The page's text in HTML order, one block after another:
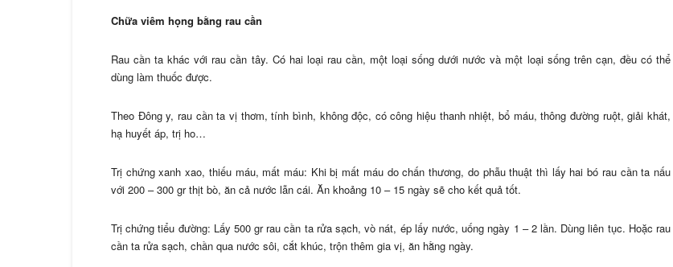
Chữa viêm họng bằng rau cần
Rau cần ta khác với rau cần tây. Có hai loại rau cần, một loại sống dưới nước và một loại sống trên cạn, đều có thể
dùng làm thuốc được.
Theo Đông y, rau cần ta vị thơm, tính bình, không độc, có công hiệu thanh nhiệt, bổ máu, thông đường ruột, giải khát,
hạ huyết áp, trị ho…
Trị chứng xanh xao, thiếu máu, mất máu: Khi bị mất máu do chấn thương, do phẫu thuật thì lấy hai bó rau cần ta nấu
với 200 – 300 gr thịt bò, ăn cả nước lẫn cái. Ăn khoảng 10 – 15 ngày sẽ cho kết quả tốt.
Trị chứng tiểu đường: Lấy 500 gr rau cần ta rửa sạch, vò nát, ép lấy nước, uống ngày 1 – 2 lần. Dùng liên tục. Hoặc rau
cần ta rửa sạch, chần qua nước sôi, cắt khúc, trộn thêm gia vị, ăn hằng ngày.